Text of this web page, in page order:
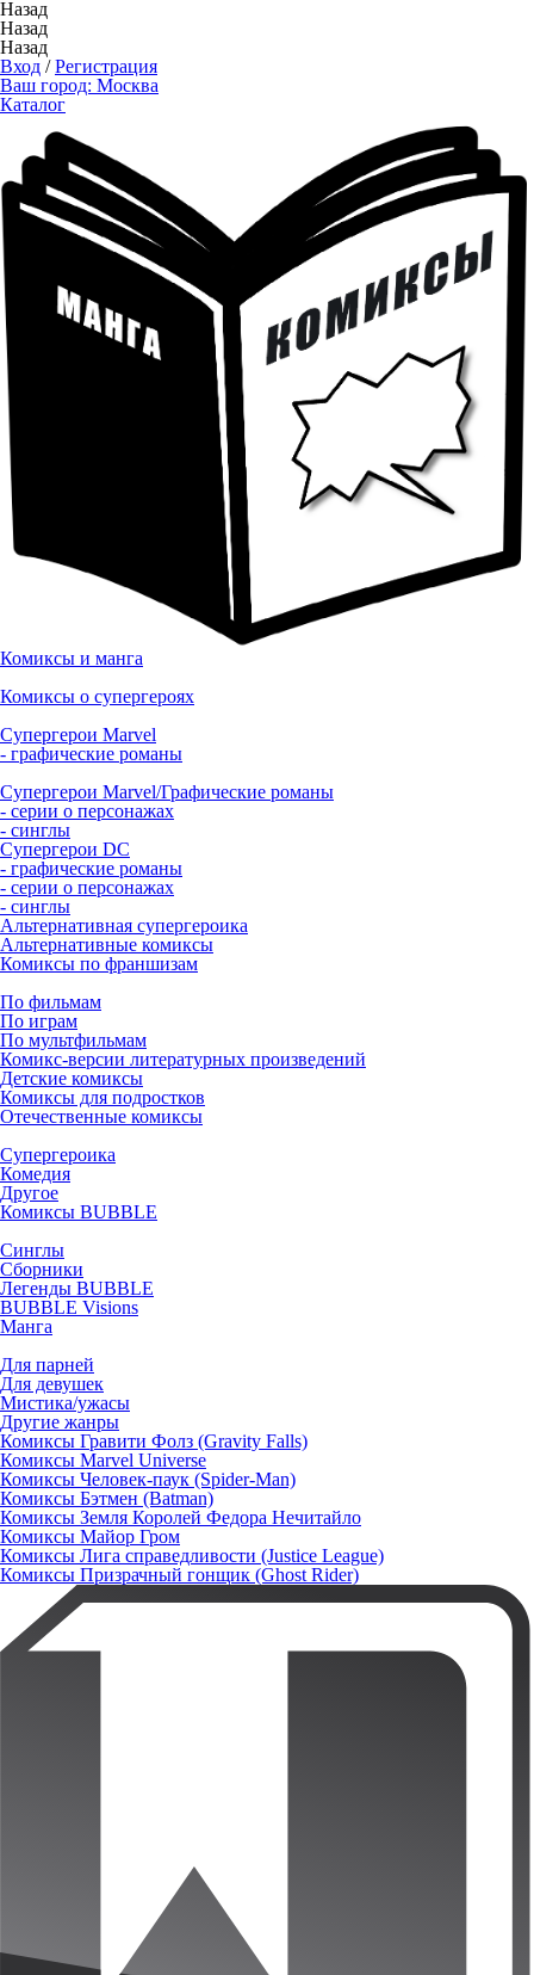
Назад
Назад
Назад
Вход /Регистрация
Ваш город: Москва
Каталог
Комиксы и манга
Комиксы о супергероях
Супергерои Marvel
- графические романы
Супергерои Marvel/Графические романы
- серии о персонажах
- синглы
Супергерои DC
- графические романы
- серии о персонажах
- синглы
Альтернативная супергероика
Альтернативные комиксы
Комиксы по франшизам
По фильмам
По играм
По мультфильмам
Комикс-версии литературных произведений
Детские комиксы
Комиксы для подростков
Отечественные комиксы
Супергероика
Комедия
Другое
Комиксы BUBBLE
Синглы
Сборники
Легенды BUBBLE
BUBBLE Visions
Манга
Для парней
Для девушек
Мистика/ужасы
Другие жанры
Комиксы Гравити Фолз (Gravity Falls)
Комиксы Marvel Universe
Комиксы Человек-паук (Spider-Man)
Комиксы Бэтмен (Batman)
Комиксы Земля Королей Федора Нечитайло
Комиксы Майор Гром
Комиксы Лига справедливости (Justice League)
Комиксы Призрачный гонщик (Ghost Rider)